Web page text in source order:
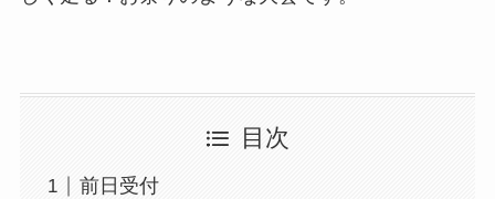
目次
前日受付